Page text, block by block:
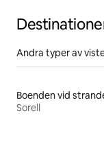
Andra typer av
Sorell